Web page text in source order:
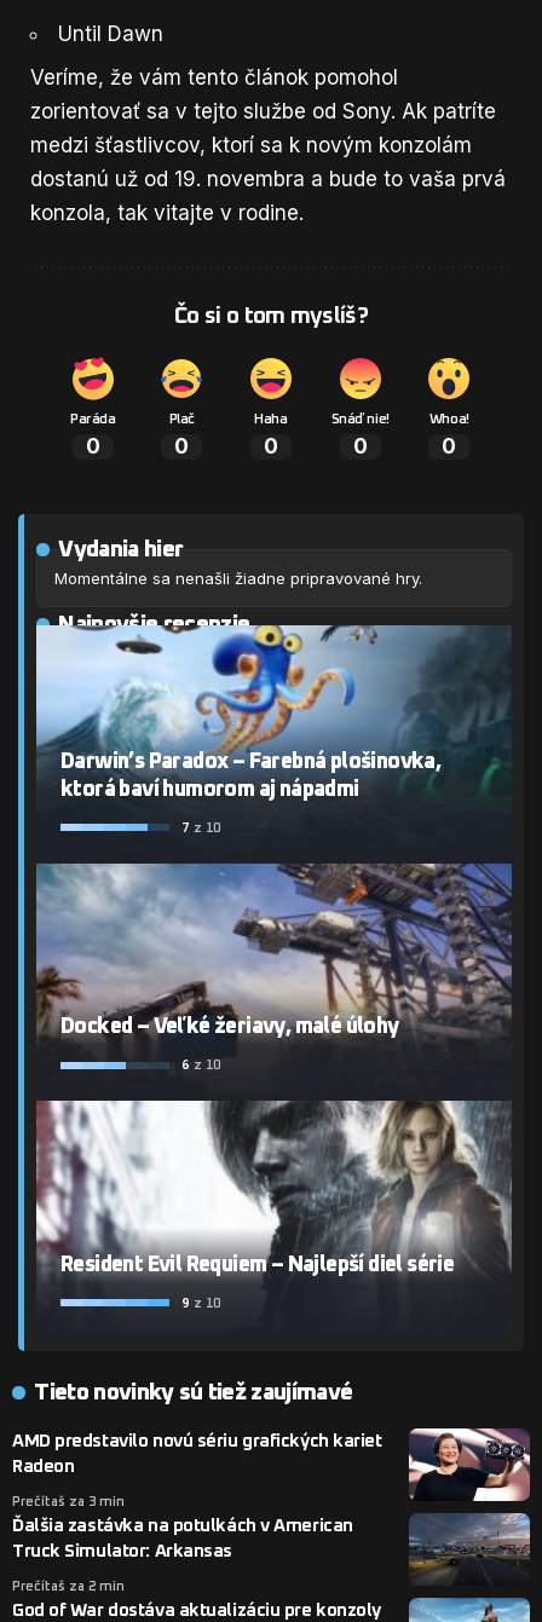
Until Dawn
Veríme, že vám tento článok pomohol
zorientovať sa v tejto službe od Sony. Ak patríte
medzi šťastlivcov, ktorí sa k novým konzolám
dostanú už od 19. novembra a bude to vaša prvá
konzola, tak vitajte v rodine.
Čo si o tom myslíš?
Paráda
0
Plač
0
Haha
0
Snáď nie!
0
Whoa!
0
Vydania hier
Momentálne sa nenašli žiadne pripravované hry.
Najnovšie recenzie
Darwin’s Paradox – Farebná plošinovka,
ktorá baví humorom aj nápadmi
7 z 10
Docked – Veľké žeriavy, malé úlohy
6 z 10
Resident Evil Requiem – Najlepší diel série
9 z 10
Tieto novinky sú tiež zaujímavé
AMD predstavilo novú sériu grafických kariet
Radeon
Prečítaš za 3 min
Ďalšia zastávka na potulkách v American
Truck Simulator: Arkansas
Prečítaš za 2 min
God of War dostáva aktualizáciu pre konzoly